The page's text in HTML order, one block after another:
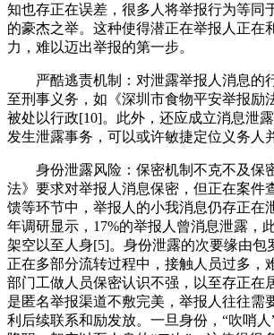
知也存正在误差，很多人将举报行为等同
的豪杰之举。这种使得潜正在举报人正在
力，难以迈出举报的第一步。
严酷逃责机制：对泄露举报人消息的
至刑事义务，如《深圳市食物平安举报励
被处以行政[10]。此外，还应成立消息泄
发生泄露事务，可以或许敏捷定位义务人
身份泄露风险：保密机制不克不及保
法》要求对举报人消息保密，但正在案件
馈等环节中，举报人的小我消息仍存正在
年调研显示，17%的举报人曾消息泄露，
架空以至人身[5]。身份泄露的次要缘由包
正在多部分流转过程中，接触人员过多，
部门工做人员保密认识不强，以至存正在
是匿名举报渠道不敷完美，举报人往往需
利后续联系和励发放。一旦身份，“吹哨人